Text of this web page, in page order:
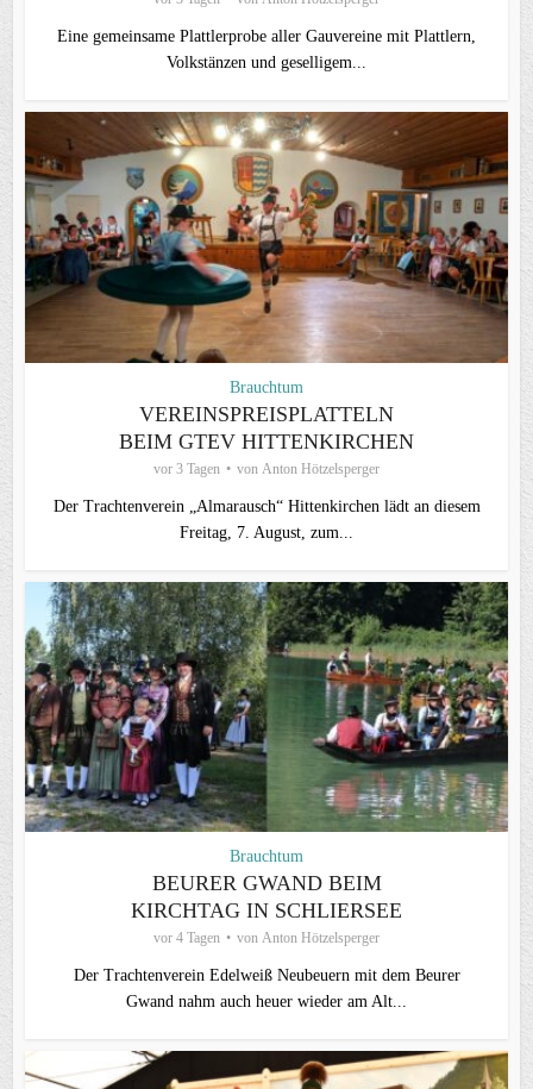
Eine gemeinsame Plattlerprobe aller Gauvereine mit Plattlern,
Volkstänzen und geselligem...
Brauchtum
VEREINSPREISPLATTELN
BEIM GTEV HITTENKIRCHEN
vor 3 Tagen von Anton Hötzelsperger
Der Trachtenverein „Almarausch“ Hittenkirchen lädt an diesem
Freitag, 7. August, zum...
Brauchtum
BEURER GWAND BEIM
KIRCHTAG IN SCHLIERSEE
vor 4 Tagen von Anton Hötzelsperger
Der Trachtenverein Edelweiß Neubeuern mit dem Beurer
Gwand nahm auch heuer wieder am Alt...